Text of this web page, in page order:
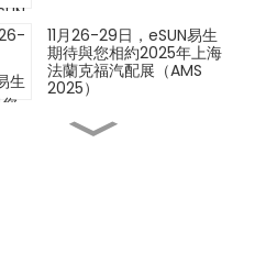
11月26-29日，eSUN易生
期待與您相約2025年上海
法蘭克福汽配展（AMS
2025）
創新材料 × 創新應用 |